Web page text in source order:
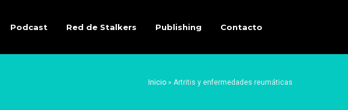
Podcast Red de Stalkers Publishing Contacto
Inicio » Artritis y enfermedades reumáticas